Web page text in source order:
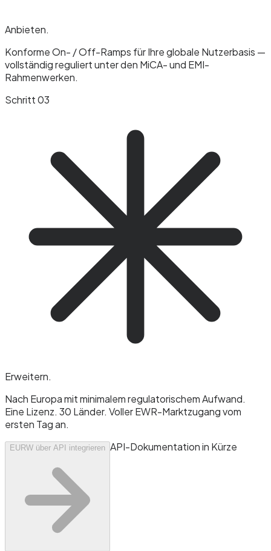
Anbieten.
Konforme On- / Off-Ramps für Ihre globale Nutzerbasis —
vollständig reguliert unter den MiCA- und EMI-
Rahmenwerken.
Schritt 03
Erweitern.
Nach Europa mit minimalem regulatorischem Aufwand.
Eine Lizenz. 30 Länder. Voller EWR-Marktzugang vom
ersten Tag an.
EURW über API integrieren API-Dokumentation in Kürze